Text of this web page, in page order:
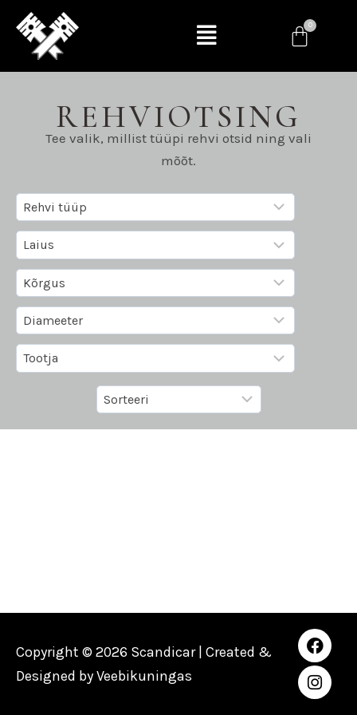
REHVIOTSING
Tee valik, millist tüüpi rehvi otsid ning vali
mõõt.
Copyright © 2026 Scandicar | Created &
Designed byVeebikuningas